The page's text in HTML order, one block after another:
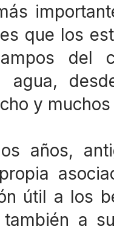
que los
del
agua,
y
años,
útil a los
también a